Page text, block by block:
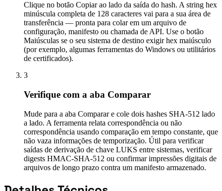
Clique no botão Copiar ao lado da saída do hash. A string hex
minúscula completa de 128 caracteres vai para a sua área de
transferência — pronta para colar em um arquivo de
configuração, manifesto ou chamada de API. Use o botão
Maiúsculas se o seu sistema de destino exigir hex maiúsculo
(por exemplo, algumas ferramentas do Windows ou utilitários
de certificados).
3
Verifique com a aba Comparar
Mude para a aba Comparar e cole dois hashes SHA-512 lado
a lado. A ferramenta relata correspondência ou não
correspondência usando comparação em tempo constante, que
não vaza informações de temporização. Útil para verificar
saídas de derivação de chave LUKS entre sistemas, verificar
digests HMAC-SHA-512 ou confirmar impressões digitais de
arquivos de longo prazo contra um manifesto armazenado.